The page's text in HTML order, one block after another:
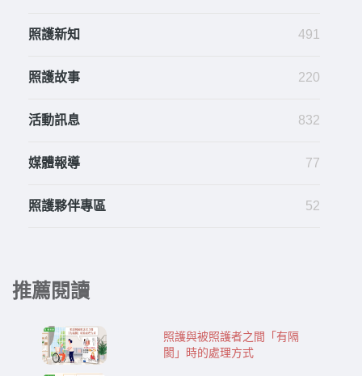
照護新知 491
照護故事 220
活動訊息 832
媒體報導 77
照護夥伴專區 52
推薦閱讀
照護與被照護者之間「有隔
閡」時的處理方式